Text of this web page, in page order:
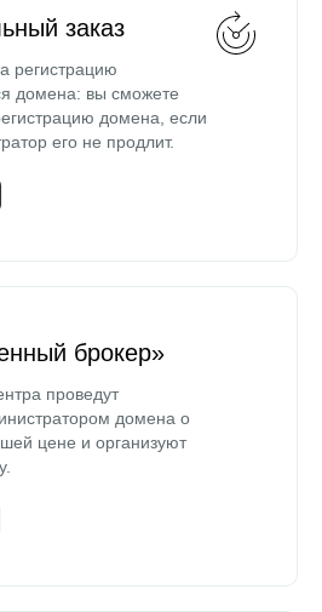
заказ
регистрацию
домена: вы сможете
домена, если
его не продлит.
брокер»
проведут
домена о
цене и организуют